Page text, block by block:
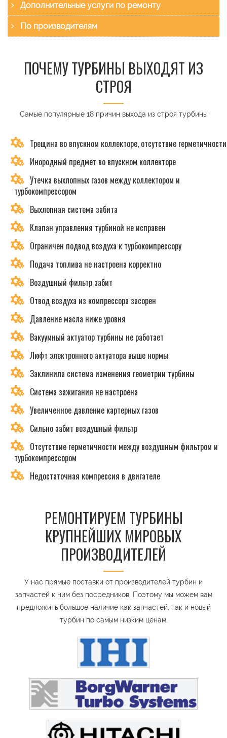
Дополнительные услуги по ремонту
По производителям
ПОЧЕМУ ТУРБИНЫ ВЫХОДЯТ ИЗ
СТРОЯ
Самые популярные 18 причин выхода из строя турбины
Трещина во впускном коллекторе, отсутствие герметичности
Инородный предмет во впускном коллекторе
Утечка выхлопных газов между коллектором и
турбокомпрессором
Выхлопная система забита
Клапан управления турбиной не исправен
Ограничен подвод воздуха к турбокомпрессору
Подача топлива не настроена корректно
Воздушный фильтр забит
Отвод воздуха из компрессора засорен
Давление масла ниже уровня
Вакуумный актуатор турбины не работает
Люфт электронного актуатора выше нормы
Заклинила система изменения геометрии турбины
Система зажигания не настроена
Увеличенное давление картерных газов
Сильно забит воздушный фильтр
Отсутствие герметичности между воздушным фильтром и
турбокомпрессором
Недостаточная компрессия в двигателе
РЕМОНТИРУЕМ ТУРБИНЫ
КРУПНЕЙШИХ МИРОВЫХ
ПРОИЗВОДИТЕЛЕЙ
У нас прямые поставки от производителей турбин и
запчастей к ним без посредников. Поэтому мы можем вам
предложить большое наличие как запчастей, так и новый
турбин по самым низким ценам.